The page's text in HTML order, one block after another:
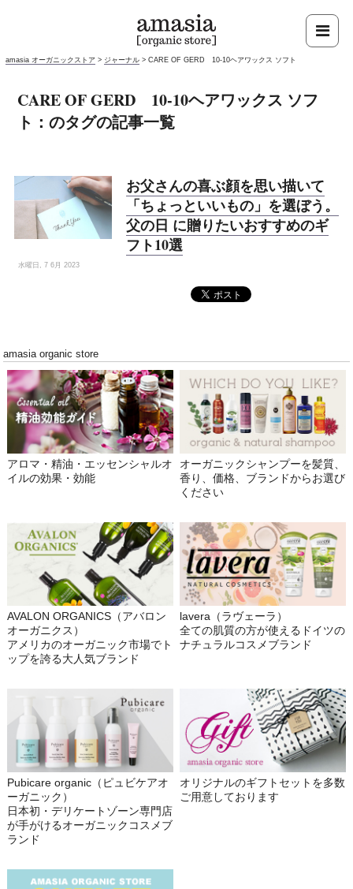
amasia オーガニックストア > ジャーナル >CARE OF GERD 10-10ヘアワックス ソフト
CARE OF GERD 10-10ヘアワックス ソフ
ト：のタグの記事一覧
お父さんの喜ぶ顔を思い描いて
「ちょっといいもの」を選ぼう。
父の日 に贈りたいおすすめのギ
フト10選
水曜日, 7 6月 2023
amasia organic store
アロマ・精油・エッセンシャルオ
イルの効果・効能
オーガニックシャンプーを髪質、
香り、価格、ブランドからお選び
ください
AVALON ORGANICS（アバロン
オーガニクス）
アメリカのオーガニック市場でト
ップを誇る大人気ブランド
lavera（ラヴェーラ）
全ての肌質の方が使えるドイツの
ナチュラルコスメブランド
Pubicare organic（ピュビケアオ
ーガニック）
日本初・デリケートゾーン専門店
が手がけるオーガニックコスメブ
ランド
オリジナルのギフトセットを多数
ご用意しております